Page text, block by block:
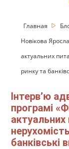
Главная
Новікова
актуальних
ринку та
Інтерв’ю
програмі
актуальних
банківські